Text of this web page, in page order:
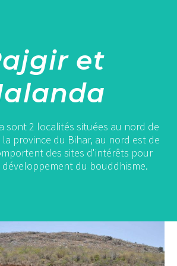
et
sont 2 localités situées au nord de
province du Bihar, au nord est de
des sites d'intérêts pour
du bouddhisme.